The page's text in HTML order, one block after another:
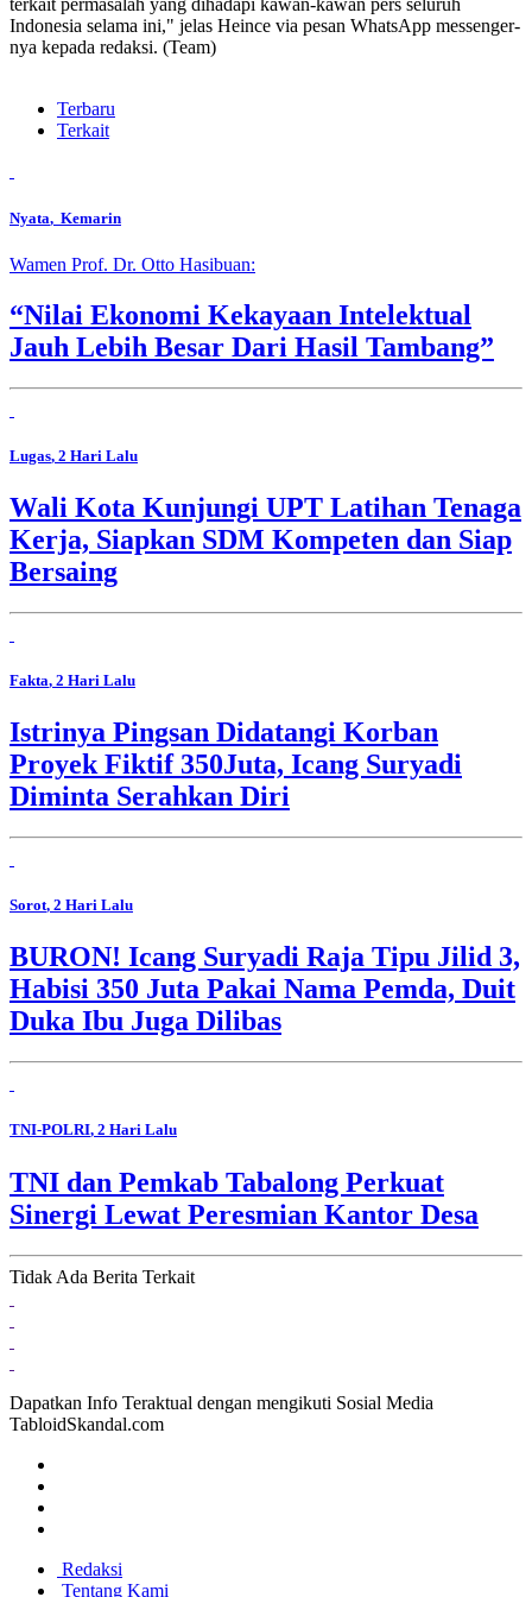
terkait permasalah yang dihadapi kawan-kawan pers seluruh
Indonesia selama ini," jelas Heince via pesan WhatsApp messenger-
nya kepada redaksi. (Team)
Terbaru
Terkait
Nyata, Kemarin
Wamen Prof. Dr. Otto Hasibuan:
“Nilai Ekonomi Kekayaan Intelektual
Jauh Lebih Besar Dari Hasil Tambang”
Lugas, 2 Hari Lalu
Wali Kota Kunjungi UPT Latihan Tenaga
Kerja, Siapkan SDM Kompeten dan Siap
Bersaing
Fakta, 2 Hari Lalu
Istrinya Pingsan Didatangi Korban
Proyek Fiktif 350Juta, Icang Suryadi
Diminta Serahkan Diri
Sorot, 2 Hari Lalu
BURON! Icang Suryadi Raja Tipu Jilid 3,
Habisi 350 Juta Pakai Nama Pemda, Duit
Duka Ibu Juga Dilibas
TNI-POLRI, 2 Hari Lalu
TNI dan Pemkab Tabalong Perkuat
Sinergi Lewat Peresmian Kantor Desa
Tidak Ada Berita Terkait
Dapatkan Info Teraktual dengan mengikuti Sosial Media
TabloidSkandal.com
Redaksi
Tentang Kami